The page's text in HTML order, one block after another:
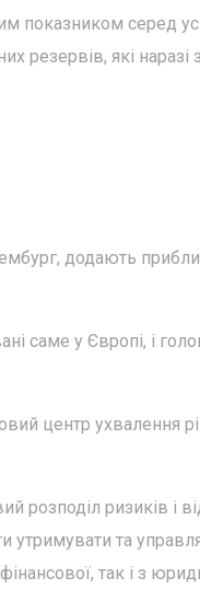
показником серед
резервів, які
додають
саме у Європі, і
центр ухвалення
розподіл ризиків і
та
так і з